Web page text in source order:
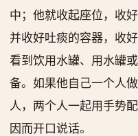
中；他就收起座位，收
并收好吐痰的容器，收
看到饮用水罐、用水罐
备。如果他自己一个人
人，两个人一起用手势
因而开口说话。